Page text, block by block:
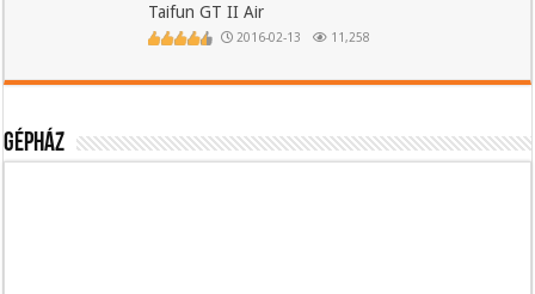
Taifun GT II Air
2016-02-13 11,258
Gépház